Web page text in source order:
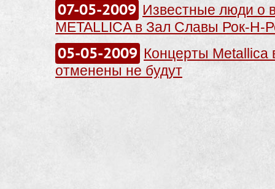
07-05-2009 Известные люди о
METALLICA в Зал Славы Рок-Н-
05-05-2009 Концерты Metallica
отменены не будут